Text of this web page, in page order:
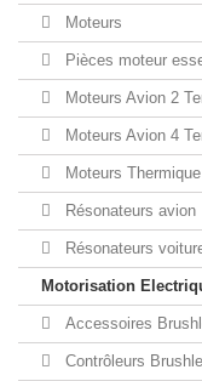
Moteurs
Pièces moteur
Moteurs Avion 2
Moteurs Avion 4
Moteurs
Résonateurs avion
Résonateurs
Motorisation
Accessoires
Contrôleurs